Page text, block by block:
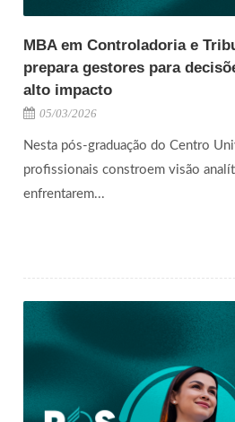
MBA em Controladoria e
prepara gestores para
alto impacto
05/03/2026
Nesta pós-graduação do Centro
profissionais constroem visão
enfrentarem...